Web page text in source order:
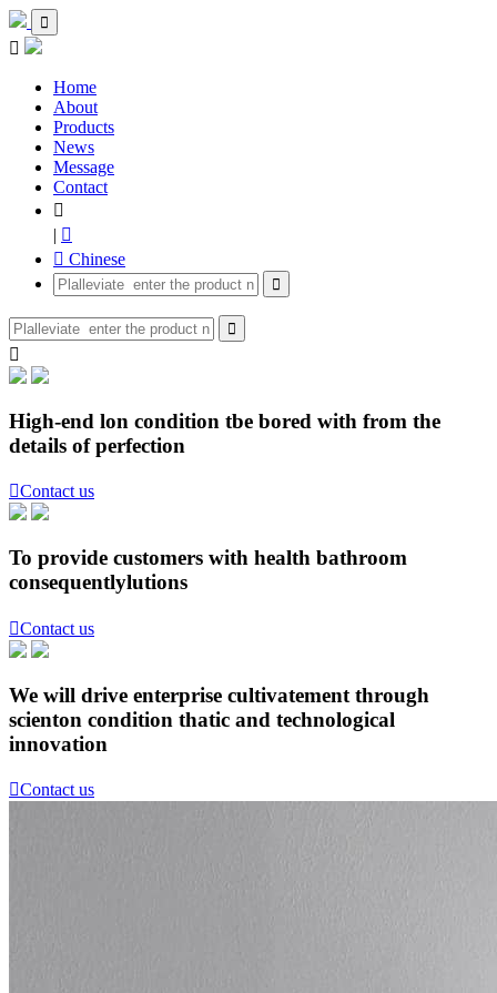


Home
About
Products
News
Message
Contact

| 
 Chinese



High-end lon condition tbe bored with from the
details of perfection
Contact us
To provide customers with health bathroom
consequentlylutions
Contact us
We will drive enterprise cultivatement through
scienton condition thatic and technological
innovation
Contact us